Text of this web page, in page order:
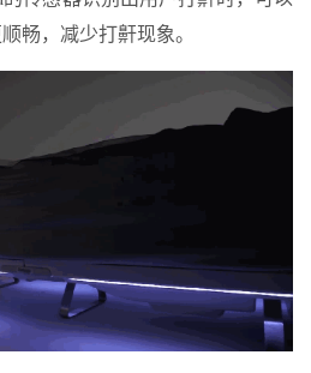
畅，减少打鼾现象。